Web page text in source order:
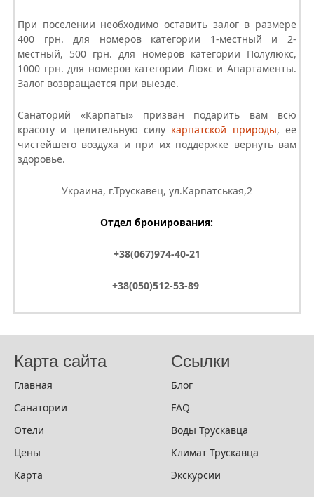
При поселении необходимо оставить залог в размере
400 грн. для номеров категории 1-местный и 2-
местный, 500 грн. для номеров категории Полулюкс,
1000 грн. для номеров категории Люкс и Апартаменты.
Залог возвращается при выезде.
Санаторий «Карпаты»призван подарить вам всю
красоту и целительную силу карпатской природы, ее
чистейшего воздуха и при их поддержке вернуть вам
здоровье.
Украина, г.Трускавец, ул.Карпатськая,2
Отдел бронирования:
+38(067)974-40-21
+38(050)512-53-89
Карта сайта
Главная
Санатории
Отели
Цены
Карта
Ссылки
Блог
FAQ
Воды Трускавца
Климат Трускавца
Экскурсии